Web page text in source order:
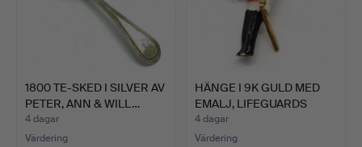
1800 TE-SKED I SILVER AV
PETER, ANN & WILL…
4 dagar
Värdering
HÄNGE I 9K GULD MED
EMALJ, LIFEGUARDS
CAVA…
4 dagar
Värdering